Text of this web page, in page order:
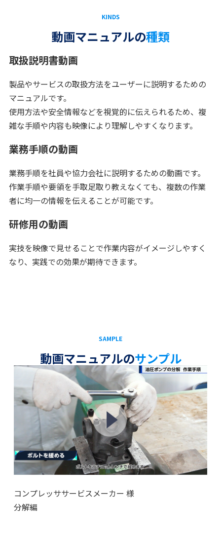
KINDS
動画マニュアルの種類
取扱説明書動画
製品やサービスの取扱方法をユーザーに説明するための
マニュアルです。
使用方法や安全情報などを視覚的に伝えられるため、複
雑な手順や内容も映像により理解しやすくなります。
業務手順の動画
業務手順を社員や協力会社に説明するための動画です。
作業手順や要領を手取足取り教えなくても、複数の作業
者に均一の情報を伝えることが可能です。
研修用の動画
実技を映像で見せることで作業内容がイメージしやすく
なり、実践での効果が期待できます。
SAMPLE
動画マニュアルのサンプル
コンプレッササービスメーカー 様
分解編